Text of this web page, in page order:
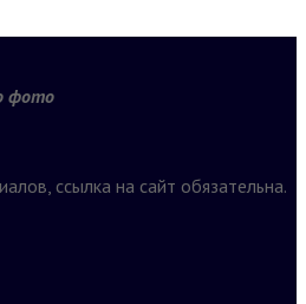
фото
ссылка на сайт обязательна.